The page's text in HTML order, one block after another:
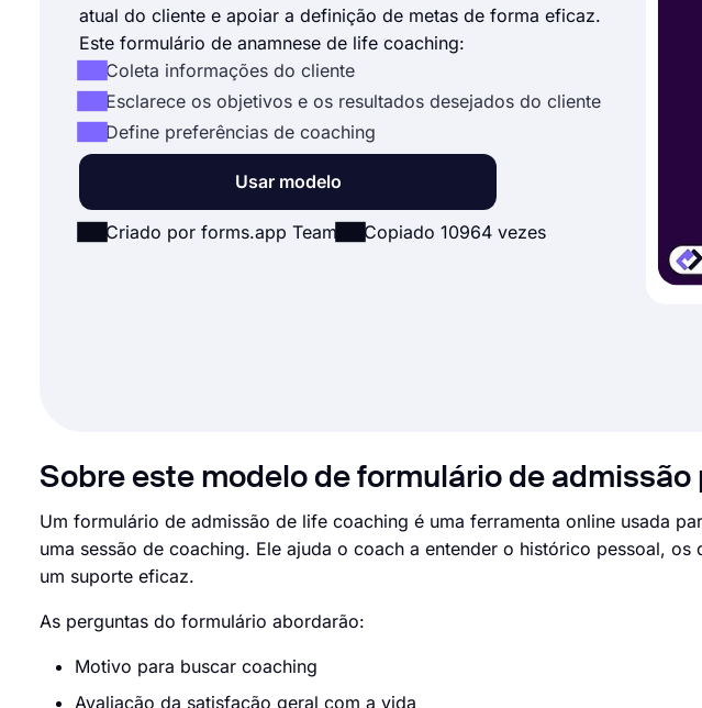
atual do cliente e apoiar a definição de metas de forma eficaz.
Este formulário de anamnese de life coaching:
Coleta informações do cliente
Esclarece os objetivos e os resultados desejados do cliente
Define preferências de coaching
Usar modelo
Criado por forms.app Team Copiado 10964 vezes
Sobre este modelo de formulário de admissão
Um formulário de admissão de life coaching é uma ferramenta online usada
uma sessão de coaching. Ele ajuda o coach a entender o histórico pessoal,
um suporte eficaz.
As perguntas do formulário abordarão:
Motivo para buscar coaching
Avaliação da satisfação geral com a vida